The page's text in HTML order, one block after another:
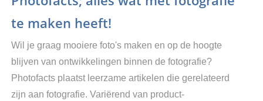
te maken heeft!
Wil je graag mooiere foto's maken en op de hoogte
blijven van ontwikkelingen binnen de fotografie?
Photofacts plaatst leerzame artikelen die gerelateerd
zijn aan fotografie. Variërend van product-